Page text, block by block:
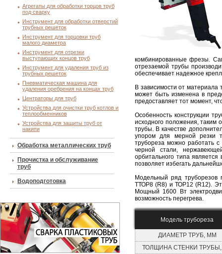
Агрегаты для обработки торцов труб
под сварку
Инструмент для обработки отверстий
трубных решеток
Инструмент для торцовки труб
малого диаметра
Инструмент для отрезки
выступающих концов труб
Инструмент для удаления труб из
трубных решеток
Пневматическая машина для
удаления оребрения на концах труб
Центраторы для труб
Устройства для очистки труб котлов и
теплообменников
Устройства для защиты труб от
накипи
Обработка металлических труб
Прочистка и обслуживание
труб
Водоподготовка
комбинированные фрезы.
отрезаемой трубы
обеспечивает надежное
В зависимости от материала
может быть изменена в
предоставляет тот момент,
Особенность конструкции
исходного положения, таким
трубы. В качестве
упором для мерной резки
трубореза можно работать
черной стали,
орбитального типа является
позволяет избегать
Модельный ряд
TТОР8 (R8) и ТОР12 (R12).
Мощный 1600 Вт
возможность перегрева.
Модель трубореза
ДИАМЕТР ТРУБ, ММ
ТОЛЩИНА СТЕНКИ